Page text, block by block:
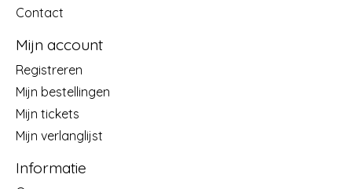
Contact
Mijn account
Registreren
Mijn bestellingen
Mijn tickets
Mijn verlanglijst
Informatie